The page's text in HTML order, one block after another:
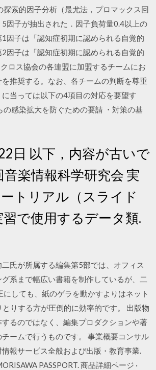
索的因子分析（最尤法，プロマックス回
因子が抽出された．因子負荷量0.4以上の
因子は「認知症初期に認められる自覚的
因子は「認知症初期に認められる自覚的
ロス協会の各連盟に加盟するチームにお
推奨する。なお、各チームの判断を尊重
当っては以下の4項目の対応を要望す
感染拡大を防ぐための要請 ・対策の基
日 以下，内容が古いで
楽情報科学研究会 実
トリアル（スライド
習で使用するデータ類.
氏が所属する編集第5部では、オフィス
系まで幅広い書籍を制作しているが、二
にしても、紙のゲラを動かすよりはネット
りする方が圧倒的に効率的です。 出版物
るのではなく、編集プロダクションや著
ームで行うものです。 事業概要コンサル
報サービス全般および出版・教育事業.
PASSPORT. 商品詳細ページ ·